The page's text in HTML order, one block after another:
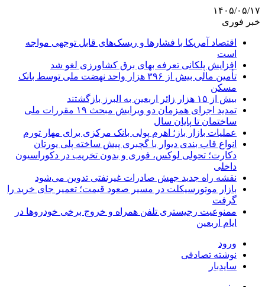
۱۴۰۵/۰۵/۱۷
خبر فوری
اقتصاد آمریکا با فشارها و ریسک‌های قابل توجهی مواجه
است
افزایش پلکانی تعرفه بهای برق کشاورزی لغو شد
تأمین مالی بیش از ۳۹۶ هزار واحد نهضت ملی توسط بانک
مسکن
بیش از ۱۵ هزار زائر اربعین به البرز بازگشتند
تمدید اجرای همزمان دو ویرایش مبحث ۱۹ مقررات ملی
ساختمان تا پایان سال
عملیات بازار باز؛ اهرم پولی بانک مرکزی برای مهار تورم
انواع قاب بندی دیوار با گچبری پیش ساخته پلی یورتان
دکارت؛ تحولی لوکس، فوری و بدون تخریب در دکوراسیون
داخلی
نقشه راه جدید جهش صادرات غیرنفتی تدوین می‌شود
بازار موتورسیکلت در مسیر صعود قیمت؛ تعمیر جای خرید را
گرفت
ممنوعیت رجیستری تلفن همراه و خروج برخی خودروها در
ایام اربعین
ورود
نوشته تصادفی
سایدبار